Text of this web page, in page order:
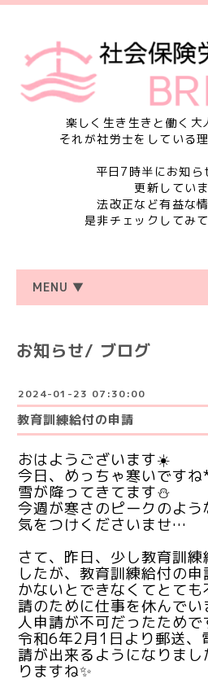
楽しく生き生きと働く大
それが社労士をしている
平日7時半にお知
更新していま
法改正など有益な
是非チェックしてみ
MENU ▼
お知らせ/ ブログ
2024-01-23 07:30:00
教育訓練給付の申請
おはようございます☀️
今日、めっちゃ寒いです
雪が降ってきてます⛄️
今週が寒さのピークのよ
気をつけくださいませ…
さて、昨日、少し教育訓
したが、教育訓練給付の
かないとできなくてとて
請のために仕事を休んで
人申請が不可だったためで
令和6年2月1日より郵送、
請が出来るようになりま
りますね✨